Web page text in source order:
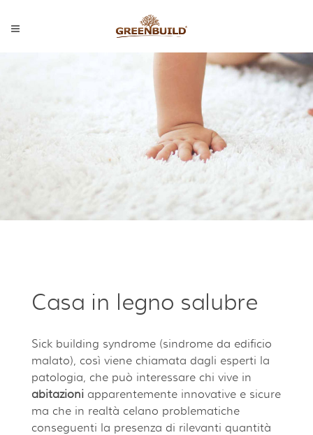
Casa in legno salubre
Sick building syndrome (sindrome da edificio
malato), così viene chiamata dagli esperti la
patologia, che può interessare chi vive in
abitazioni apparentemente innovative e sicure
ma che in realtà celano problematiche
conseguenti la presenza di rilevanti quantità